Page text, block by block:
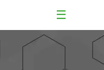
☰